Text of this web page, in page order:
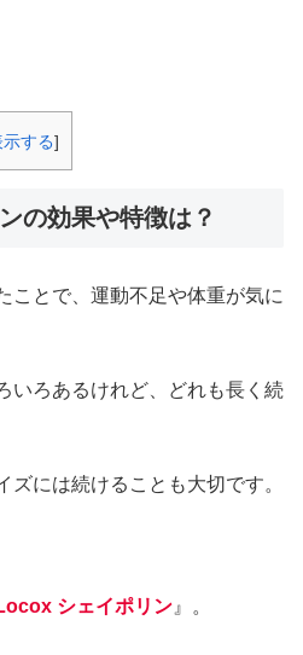
示する]
の効果や特徴は？
ことで、運動不足や体重が気に
いろあるけれど、どれも長く続
には続けることも大切です。
シェイポリン 』。